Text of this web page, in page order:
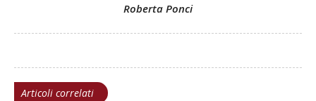
Roberta Ponci
Articoli correlati